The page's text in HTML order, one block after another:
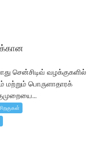
சென்சிடிவ் வழக்குகளில்
மற்றும் பொருளாதாரக்